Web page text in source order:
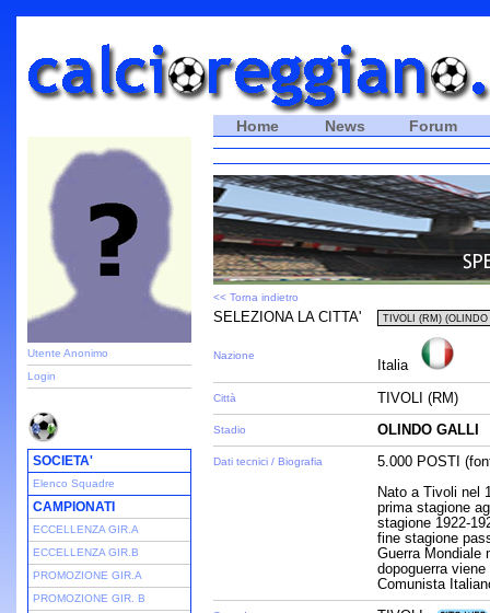
Utente Anonimo
Login
SOCIETA'
Elenco Squadre
CAMPIONATI
ECCELLENZA GIR.A
ECCELLENZA GIR.B
PROMOZIONE GIR.A
PROMOZIONE GIR. B
Home News Forum
<< Torna indietro
SELEZIONA LA CITTA'
Nazione
Italia
Città TIVOLI (RM)
Stadio OLINDO GALLI
Dati tecnici / Biografia
5.000 POSTI
Nato a Tivoli nel
prima stagione
stagione 1922-
fine stagione
Guerra Mondiale
dopoguerra
Comunista